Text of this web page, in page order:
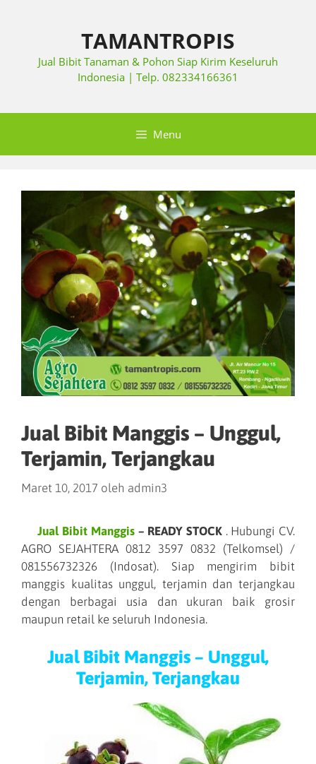
TAMANTROPIS
Jual Bibit Tanaman & Pohon Siap Kirim Keseluruh
Indonesia | Telp. 082334166361
Menu
Jual Bibit Manggis – Unggul,
Terjamin, Terjangkau
Maret 10, 2017 oleh admin3
Jual Bibit Manggis– READY STOCK. Hubungi CV.
AGRO SEJAHTERA 0812 3597 0832 (Telkomsel) /
081556732326 (Indosat). Siap mengirim bibit
manggis kualitas unggul, terjamin dan terjangkau
dengan berbagai usia dan ukuran baik grosir
maupun retail ke seluruh Indonesia.
Jual Bibit Manggis – Unggul,
Terjamin, Terjangkau